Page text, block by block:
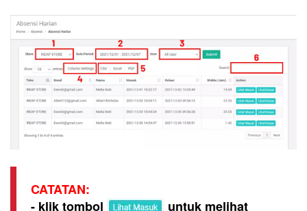
CATATAN:
- klik tombol
untuk melihat